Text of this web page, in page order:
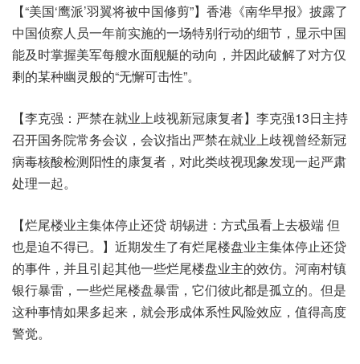
【“美国‘鹰派’羽翼将被中国修剪”】香港《南华早报》披露了
中国侦察人员一年前实施的一场特别行动的细节，显示中国
能及时掌握美军每艘水面舰艇的动向，并因此破解了对方仅
剩的某种幽灵般的“无懈可击性”。
【李克强：严禁在就业上歧视新冠康复者】李克强13日主持
召开国务院常务会议，会议指出严禁在就业上歧视曾经新冠
病毒核酸检测阳性的康复者，对此类歧视现象发现一起严肃
处理一起。
【烂尾楼业主集体停止还贷 胡锡进：方式虽看上去极端 但
也是迫不得已。】近期发生了有烂尾楼盘业主集体停止还贷
的事件，并且引起其他一些烂尾楼盘业主的效仿。河南村镇
银行暴雷，一些烂尾楼盘暴雷，它们彼此都是孤立的。但是
这种事情如果多起来，就会形成体系性风险效应，值得高度
警觉。